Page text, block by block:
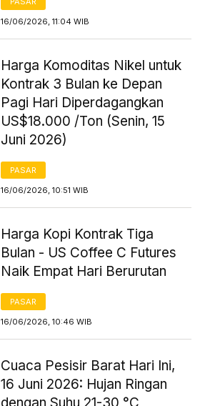
16/06/2026, 11:04 WIB
Harga Komoditas Nikel untuk
Kontrak 3 Bulan ke Depan
Pagi Hari Diperdagangkan
US$18.000 /Ton (Senin, 15
Juni 2026)
PASAR
16/06/2026, 10:51 WIB
Harga Kopi Kontrak Tiga
Bulan - US Coffee C Futures
Naik Empat Hari Berurutan
PASAR
16/06/2026, 10:46 WIB
Cuaca Pesisir Barat Hari Ini,
16 Juni 2026: Hujan Ringan
dengan Suhu 21-30 °C